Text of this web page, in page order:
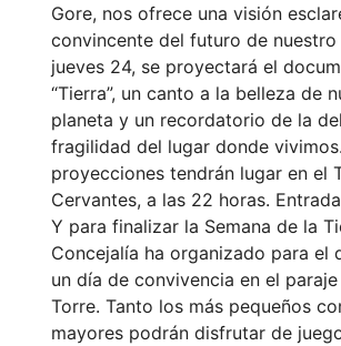
Gore, nos ofrece una visión
convincente del futuro de nuestro
jueves 24, se proyectará el
“Tierra”, un canto a la belleza de
planeta y un recordatorio de la
fragilidad del lugar donde
proyecciones tendrán lugar en el
Cervantes, a las 22 horas.
Y para finalizar la Semana de la
Concejalía ha organizado para el
un día de convivencia en el
Torre. Tanto los más pequeños
mayores podrán disfrutar de